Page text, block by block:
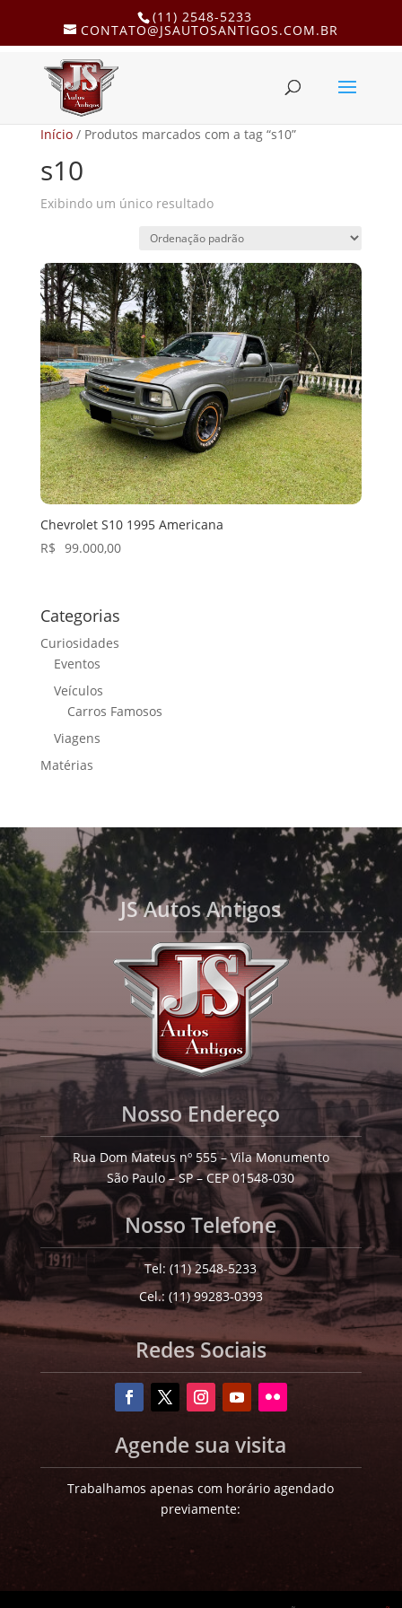
(11) 2548-5233
CONTATO@JSAUTOSANTIGOS.COM.BR
Início/ Produtos marcados com a tag “s10”
s10
Exibindo um único resultado
Chevrolet S10 1995 Americana
R$ 99.000,00
Categorias
Curiosidades
Eventos
Veículos
Carros Famosos
Viagens
Matérias
JS Autos Antigos
Nosso Endereço
Rua Dom Mateus nº 555 – Vila Monumento
São Paulo – SP – CEP 01548-030
Nosso Telefone
Tel: (11) 2548-5233
Cel.: (11) 99283-0393
Redes Sociais
Agende sua visita
Trabalhamos apenas com horário agendado
previamente: